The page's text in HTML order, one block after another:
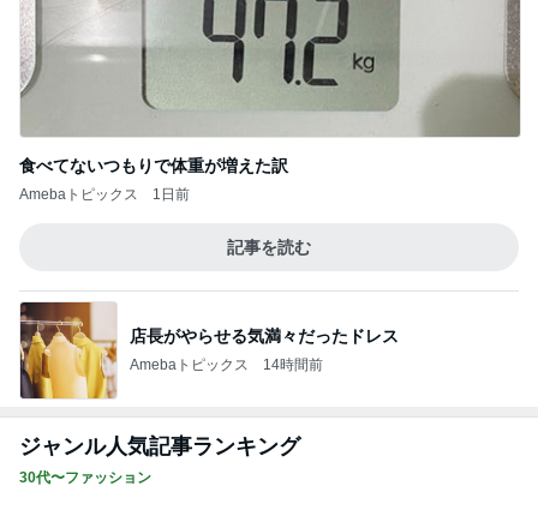
食べてないつもりで体重が増えた訳
Amebaトピックス 1日前
記事を読む
店長がやらせる気満々だったドレス
Amebaトピックス 14時間前
ジャンル人気記事ランキング
30代〜ファッション